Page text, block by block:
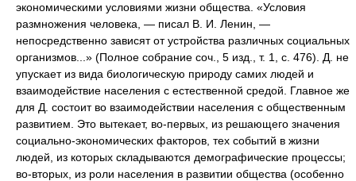
экономическими условиями жизни общества. «Условия
размножения человека, — писал В. И. Ленин, —
непосредственно зависят от устройства различных социальных
организмов...» (Полное собрание соч., 5 изд., т. 1, с. 476). Д. не
упускает из вида биологическую природу самих людей и
взаимодействие населения с естественной средой. Главное же
для Д. состоит во взаимодействии населения с общественным
развитием. Это вытекает, во-первых, из решающего значения
социально-экономических факторов, тех событий в жизни
людей, из которых складываются демографические процессы;
во-вторых, из роли населения в развитии общества (особенно